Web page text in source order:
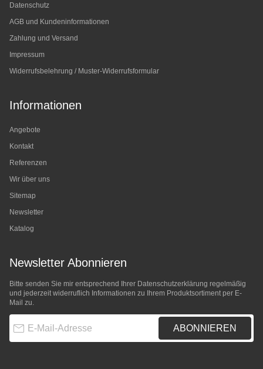
Datenschutz
AGB und Kundeninformationen
Zahlung und Versand
Impressum
Widerrufsbelehrung / Muster-Widerrufsformular
Informationen
Angebote
Kontakt
Referenzen
Wir über uns
Sitemap
Newsletter
Katalog
Newsletter Abonnieren
Bitte senden Sie mir entsprechend Ihrer Datenschutzerklärung regelmäßig
und jederzeit widerruflich Informationen zu Ihrem Produktsortiment per E-
Mail zu.
ABONNIEREN